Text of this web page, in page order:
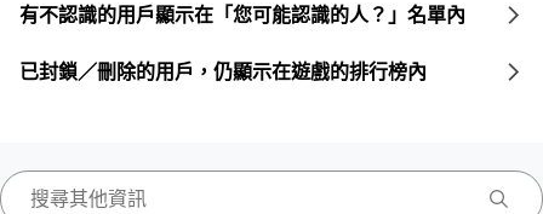
有不認識的用戶顯示在「您可能認識的人？」名單內
已封鎖／刪除的用戶，仍顯示在遊戲的排行榜內